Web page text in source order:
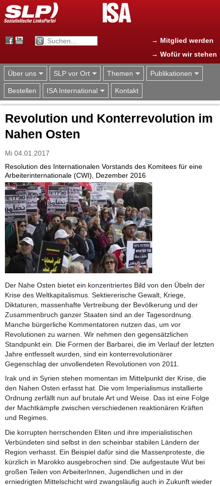
Jump to navigation
→ Mitglied werden
→ Wofür wir stehen
Über uns SLP vor Ort Themen Publikationen
Bestellen ISA International Kontakt
Revolution und Konterrevolution im
Nahen Osten
Mi 04.01.2017
Resolution des Internationalen Vorstands des Komitees für eine
Arbeiterinternationale (CWI), Dezember 2016
Der Nahe Osten bietet ein konzentriertes Bild von den Übeln der
Krise des Weltkapitalismus. Sektiererische Gewalt, Kriege,
Diktaturen, massenhafte Vertreibung der Bevölkerung und der
Zusammenbruch ganzer Staaten sind an der Tagesordnung.
Manche bürgerliche Kommentatoren nutzen das, um vor
Revolutionen zu warnen. Wir nehmen den gegensätzlichen
Standpunkt ein. Die Formen der Barbarei, die im Verlauf der letzten
Jahre entfesselt wurden, sind ein konterrevolutionärer
Gegenschlag der unvollendeten Revolutionen von 2011.
Irak und in Syrien stehen momentan im Mittelpunkt der Krise, die
den Nahen Osten erfasst hat. Die vom Imperialismus installierte
Ordnung zerfällt nun auf brutale Art und Weise. Das ist eine Folge
der Machtkämpfe zwischen verschiedenen reaktionären Kräften
und Regimes.
Die korrupten herrschenden Eliten und ihre imperialistischen
Verbündeten sind selbst in den scheinbar stabilen Ländern der
Region verhasst. Ein Beispiel dafür sind die Massenproteste, die
kürzlich in Marokko ausgebrochen sind. Die aufgestaute Wut bei
großen Teilen von ArbeiterInnen, Jugendlichen und in der
erniedrigten Mittelschicht wird zwangsläufig auch in Zukunft wieder